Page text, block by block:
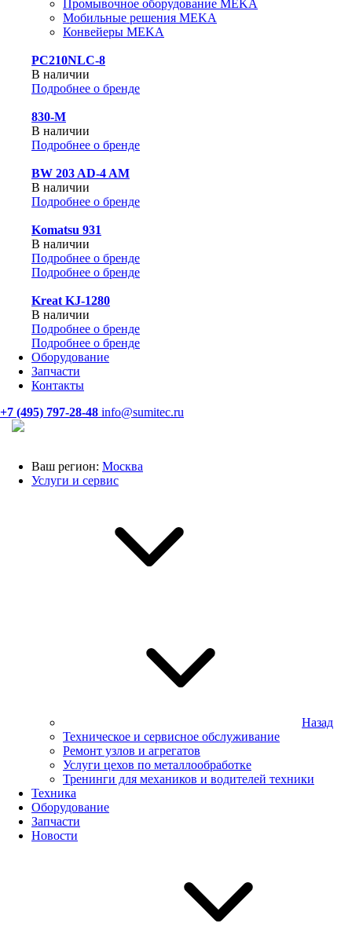
Промывочное оборудование MEKA
Мобильные решения MEKA
Конвейеры MEKA
PC210NLC-8
В наличии
Подробнее о бренде
830-М
В наличии
Подробнее о бренде
BW 203 AD-4 AM
В наличии
Подробнее о бренде
Komatsu 931
В наличии
Подробнее о бренде
Подробнее о бренде
Kreat KJ-1280
В наличии
Подробнее о бренде
Подробнее о бренде
Оборудование
Запчасти
Контакты
+7 (495) 797-28-48 info@sumitec.ru
Ваш регион: Москва
Услуги и сервис
Назад
Техническое и сервисное обслуживание
Ремонт узлов и агрегатов
Услуги цехов по металлообработке
Тренинги для механиков и водителей техники
Техника
Оборудование
Запчасти
Новости